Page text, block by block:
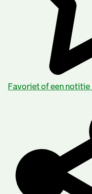
Favoriet of een notitie